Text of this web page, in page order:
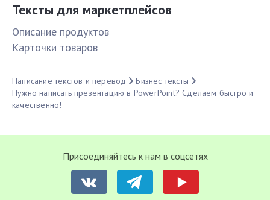
Тексты для маркетплейсов
Описание продуктов
Карточки товаров
Написание текстов и перевод
Бизнес тексты
Нужно написать презентацию в PowerPoint? Сделаем быстро и
качественно!
Присоединяйтесь к нам в соцсетях